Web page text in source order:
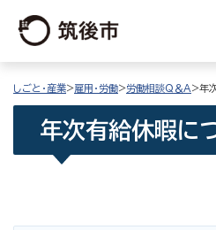
しごと・産業>雇用・労働>労働相談Q＆A>年
年次有給休暇に